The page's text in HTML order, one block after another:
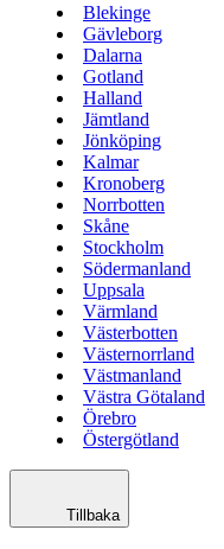
Blekinge
Gävleborg
Dalarna
Gotland
Halland
Jämtland
Jönköping
Kalmar
Kronoberg
Norrbotten
Skåne
Stockholm
Södermanland
Uppsala
Värmland
Västerbotten
Västernorrland
Västmanland
Västra Götaland
Örebro
Östergötland
Tillbaka